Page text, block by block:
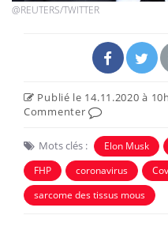
@REUTERS/TWITTER
Publié le 14.11.2020 à
Commenter
Mots clés : Elon Musk
FHP
coronavirus
sarcome des tissus mous